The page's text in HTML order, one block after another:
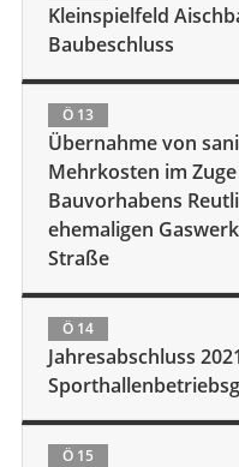
Kleinspielfeld
Baubeschluss
Ö 13
Übernahme von
Mehrkosten im
Bauvorhabens
ehemaligen
Straße
Ö 14
Jahresabschluss
Ö 15